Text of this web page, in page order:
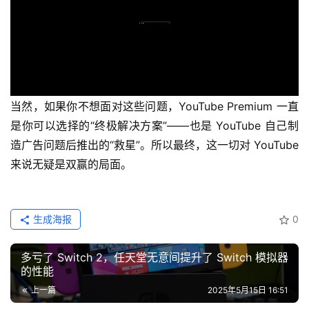
那些专门用来破坏视频精彩片段的广告。
当然，如果你不想面对这些问题，YouTube Premium 一直
是你可以选择的“终极解决方案”——也是 YouTube 自己制
造广告问题后推出的“救星”。所以最终，这一切对 YouTube
来说无疑是双赢的局面。
0
生成海报
多亏了 Switch 2，任天堂无意间提升了 Switch 模拟器
的性能
上一篇 2025年5月15日 16:51